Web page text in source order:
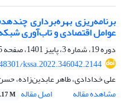
برنامه‌ریزی بهره‌برداری
عوامل اقتصادی و تاب‌آوری
دوره 19، شماره 3، پاییز 1401، صفحه
kssa.2022.346042.2144
علی خدادادی، طاهر عابدین‌زاده،
مشاهده مقاله
اصل مقاله M